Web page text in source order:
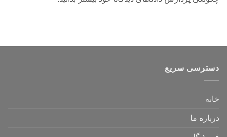
دسترسی سریع
خانه
درباره ما